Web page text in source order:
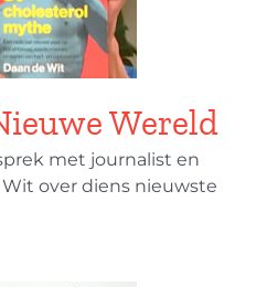
Wereld
met journalist en
over diens nieuwste